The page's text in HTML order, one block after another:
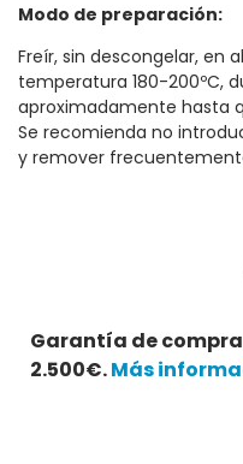
Modo de preparación:
Freír, sin descongelar, en
temperatura 180-200ºC,
aproximadamente hasta
Se recomienda no
y remover
Garantía de
2.500€.Más